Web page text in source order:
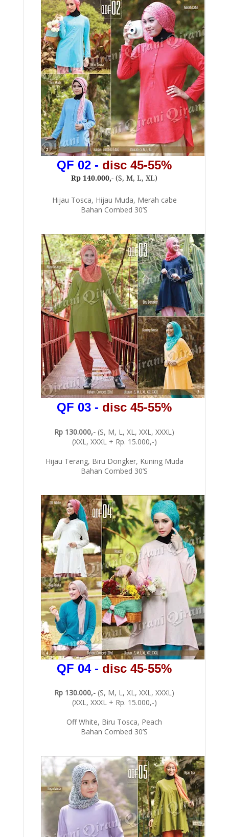
QF 02 - disc 45-55%
Rp 140.000,- (S, M, L, XL)
Hijau Tosca, Hijau Muda, Merah cabe
Bahan Combed 30’S
QF 03 - disc 45-55%
Rp 130.000,- (S, M, L, XL, XXL, XXXL)
(XXL, XXXL + Rp. 15.000,-)
Hijau Terang, Biru Dongker, Kuning Muda
Bahan Combed 30’S
QF 04- disc 45-55%
Rp 130.000,- (S, M, L, XL, XXL, XXXL)
(XXL, XXXL + Rp. 15.000,-)
Off White, Biru Tosca, Peach
Bahan Combed 30’S